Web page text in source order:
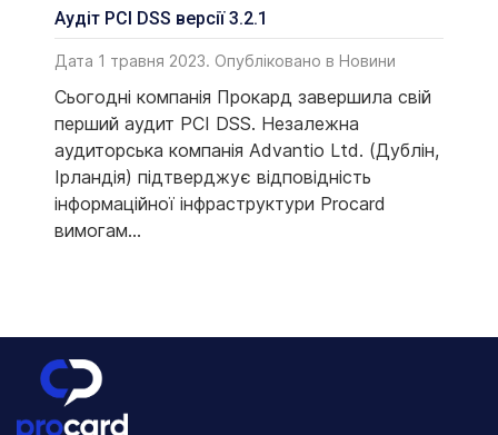
Аудіт PCI DSS версії 3.2.1
Дата 1 травня 2023. Опубліковано в Новини
Сьогодні компанія Прокард завершила свій
перший аудит PCI DSS. Незалежна
аудиторська компанія Advantio Ltd. (Дублін,
Ірландія) підтверджує відповідність
інформаційної інфраструктури Procard
вимогам...